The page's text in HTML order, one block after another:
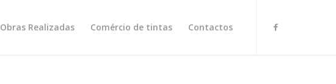
Obras Realizadas Comércio de tintas Contactos